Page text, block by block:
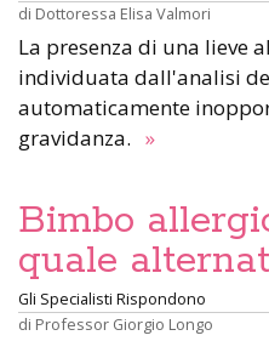
di Dottoressa Elisa Valmori
La presenza di una lieve
individuata dall'analisi
automaticamente
gravidanza. »
Bimbo
quale
Gli Specialisti Rispondono
di Professor Giorgio Longo